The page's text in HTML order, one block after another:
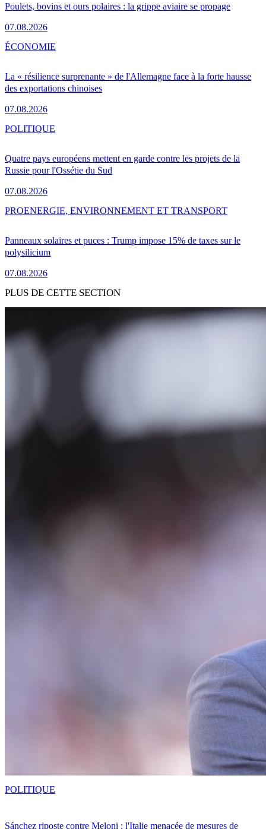
Poulets, bovins et ours polaires : la grippe aviaire se propage
07.08.2026
La « résilience surprenante » de l'Allemagne face à la forte hausse
des exportations chinoises
07.08.2026
ÉCONOMIE
Quatre pays européens mettent en garde contre les projets de la
Russie pour l'Ossétie du Sud
07.08.2026
POLITIQUE
Panneaux solaires et puces : Trump impose 15% de taxes sur le
polysilicium
07.08.2026
PROENERGIE, ENVIRONNEMENT ET TRANSPORT
PLUS DE CETTE SECTION
Sánchez riposte contre Meloni : l'Italie menacée de mesures de
POLITIQUE